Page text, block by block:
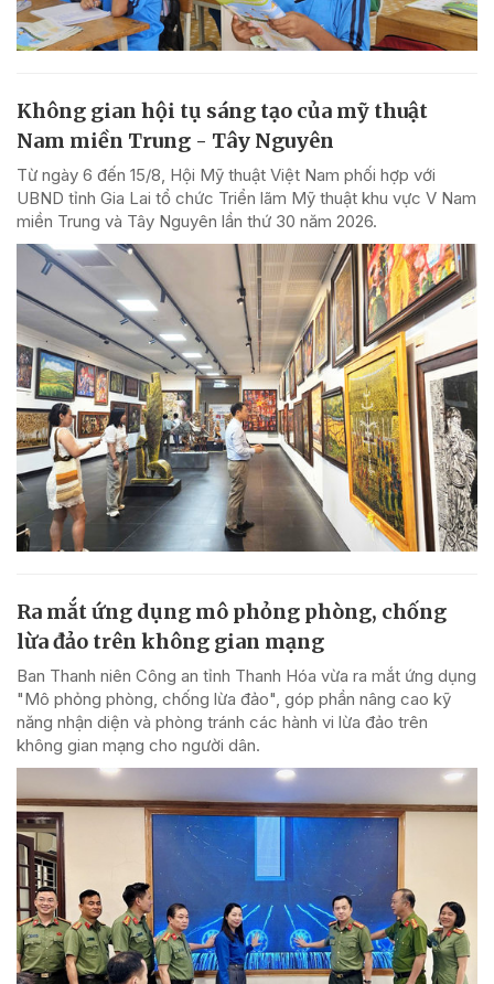
Không gian hội tụ sáng tạo của mỹ thuật
Nam miền Trung - Tây Nguyên
Từ ngày 6 đến 15/8, Hội Mỹ thuật Việt Nam phối hợp với
UBND tỉnh Gia Lai tổ chức Triển lãm Mỹ thuật khu vực V Nam
miền Trung và Tây Nguyên lần thứ 30 năm 2026.
Ra mắt ứng dụng mô phỏng phòng, chống
lừa đảo trên không gian mạng
Ban Thanh niên Công an tỉnh Thanh Hóa vừa ra mắt ứng dụng
"Mô phỏng phòng, chống lừa đảo", góp phần nâng cao kỹ
năng nhận diện và phòng tránh các hành vi lừa đảo trên
không gian mạng cho người dân.